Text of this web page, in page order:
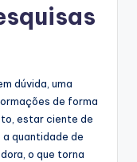
dúvida, uma
de forma
estar ciente de
a quantidade de
o que torna